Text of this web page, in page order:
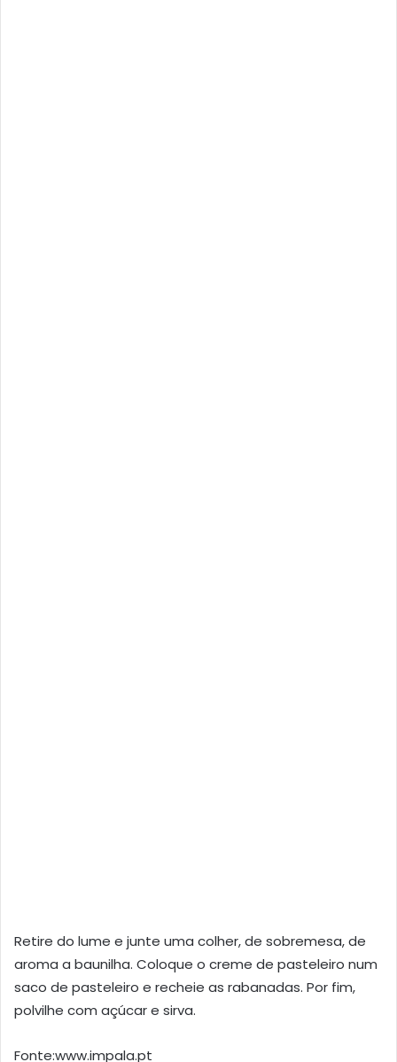
Retire do lume e junte uma colher, de sobremesa, de
aroma a baunilha. Coloque o creme de pasteleiro num
saco de pasteleiro e recheie as rabanadas. Por fim,
polvilhe com açúcar e sirva.
Fonte:www.impala.pt